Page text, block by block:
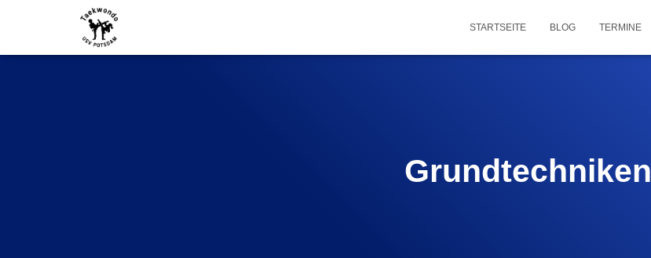
STARTSEITE BLOG TERMINE
Grundtechniken